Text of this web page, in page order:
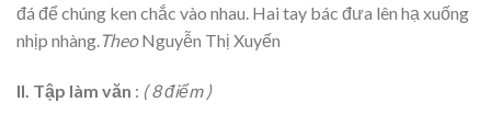
đá để chúng ken chắc vào nhau. Hai tay bác đưa lên hạ xuống
nhịp nhàng.TheoNguyễn Thị Xuyến
II. Tập làm văn : ( 8 điểm )